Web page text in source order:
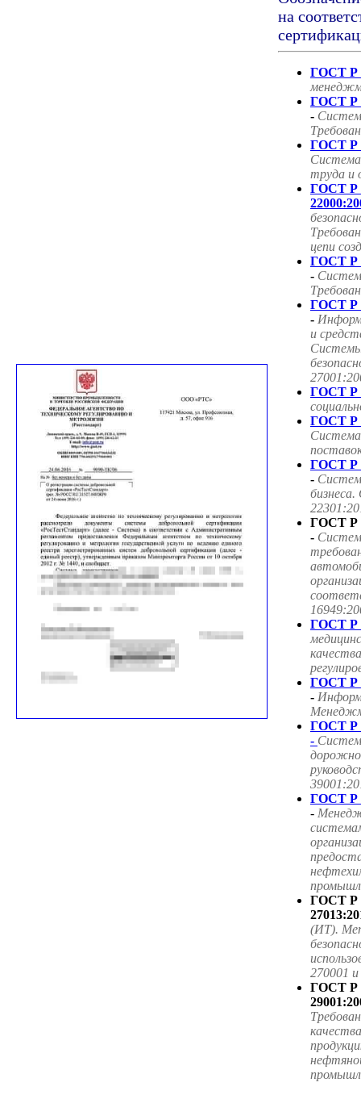
на
ГОСТ Р
ГОСТ Р
-
ГОСТ Р
труда и
ГОСТ
цепи
ГОСТ Р
-
ГОСТ Р
-
и
ГОСТ Р
ГОСТ Р
ГОСТ Р
-
ГОСТ Р
-
ГОСТ Р
ГОСТ Р
-
ГОСТ Р
-
ГОСТ Р
-
ГОСТ
(ИТ).
270001
ГОСТ